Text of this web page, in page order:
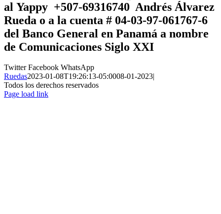
al Yappy +507-69316740 Andrés Álvarez
Rueda o a la cuenta # 04-03-97-061767-6
del Banco General en Panamá a nombre
de Comunicaciones Siglo XXI
TwitterFacebook WhatsApp
Ruedas2023-01-08T19:26:13-05:0008-01-2023|
Todos los derechos reservados
Page load link